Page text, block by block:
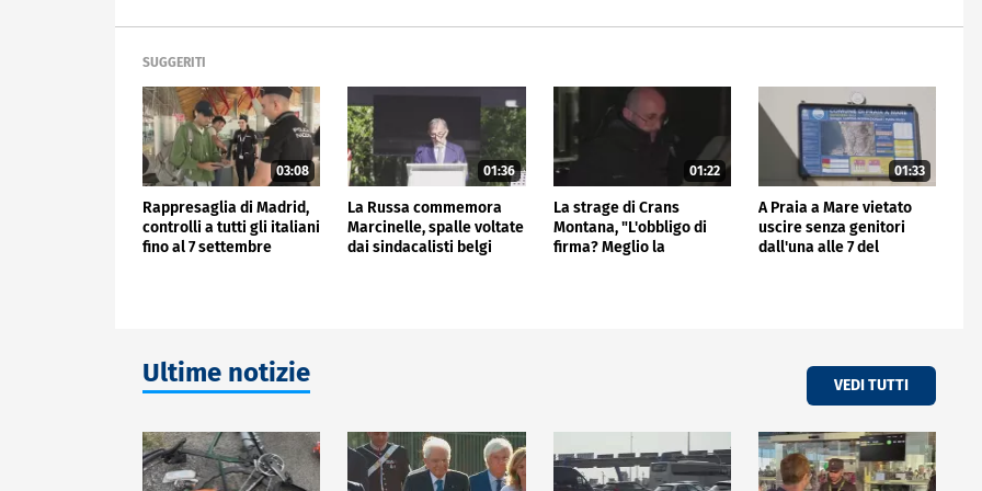
SUGGERITI
03:08
Rappresaglia di Madrid,
controlli a tutti gli italiani
fino al 7 settembre
01:36
La Russa commemora
Marcinelle, spalle voltate
dai sindacalisti belgi
01:22
La strage di Crans
Montana, "L'obbligo di
firma? Meglio la
01:33
A Praia a Mare vietato
uscire senza genitori
dall'una alle 7 del
Ultime notizie VEDI TUTTI